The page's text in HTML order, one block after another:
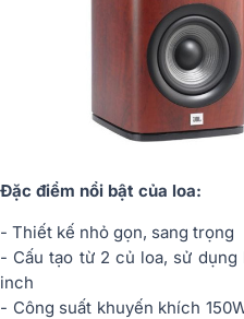
Đặc điểm nổi bật của loa:
- Thiết kế nhỏ gọn, sang trọng
- Cấu tạo từ 2 củ loa, sử dụng
inch
- Công suất khuyến khích